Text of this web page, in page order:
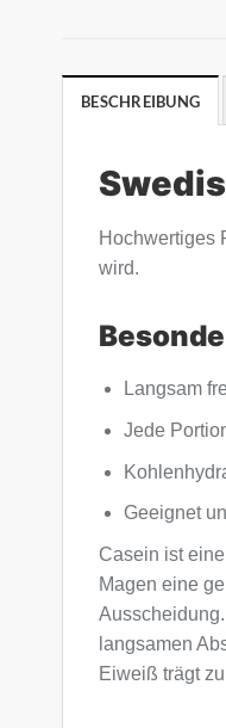
BESCHREIBUNG
Hochwertiges
wird.
Langsam
Jede
Geeignet
Casein ist
Magen eine
langsamen
Eiweiß trägt